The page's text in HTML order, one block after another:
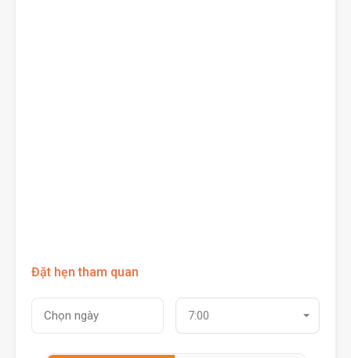
Đặt hẹn tham quan
7:00